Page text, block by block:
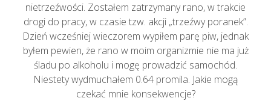
nietrzeźwości. Zostałem zatrzymany rano, w trakcie
drogi do pracy, w czasie tzw. akcji „trzeźwy poranek”.
Dzień wcześniej wieczorem wypiłem parę piw, jednak
byłem pewien, że rano w moim organizmie nie ma już
śladu po alkoholu i mogę prowadzić samochód.
Niestety wydmuchałem 0.64 promila. Jakie mogą
czekać mnie konsekwencje?